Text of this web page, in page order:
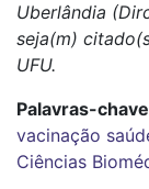
Uberlândia
seja(m)
UFU.
Palavras-
vacinação
Ciências